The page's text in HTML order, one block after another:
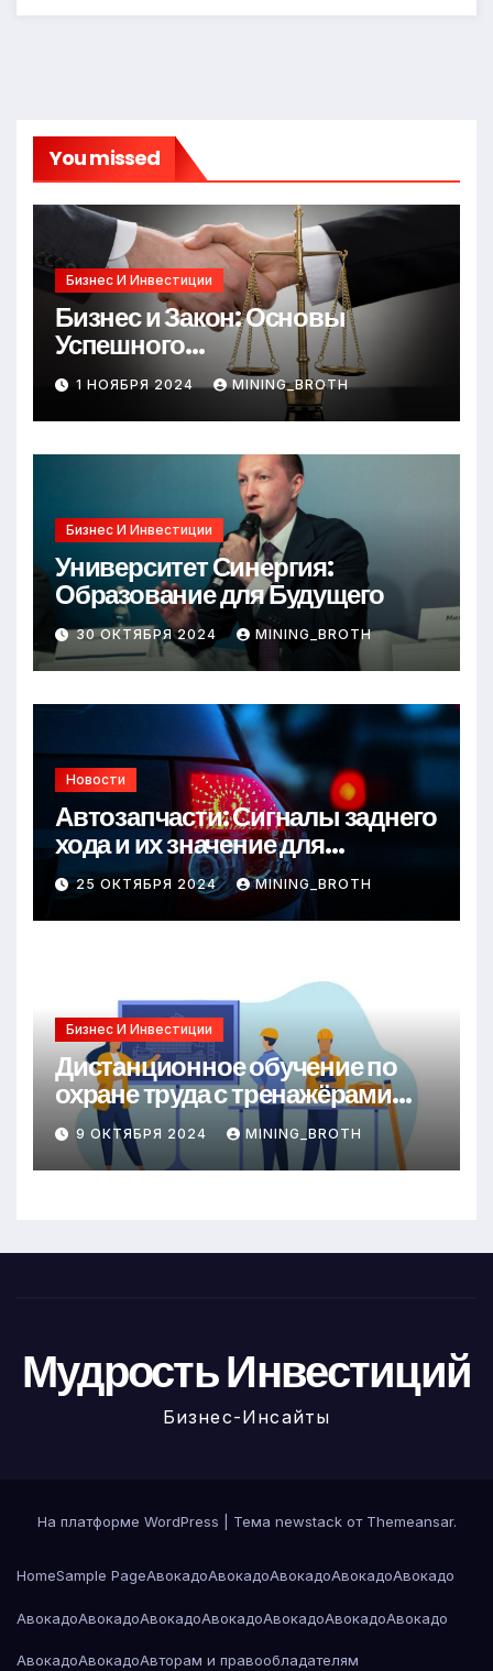
You missed
Бизнес И Инвестиции
Бизнес и Закон: Основы
Успешного
Предпринимательства
1 НОЯБРЯ 2024 MINING_BROTH
Бизнес И Инвестиции
Университет Синергия:
Образование для Будущего
30 ОКТЯБРЯ 2024 MINING_BROTH
Новости
Автозапчасти: Сигналы заднего
хода и их значение для
безопасности на дороге
25 ОКТЯБРЯ 2024 MINING_BROTH
Бизнес И Инвестиции
Дистанционное обучение по
охране труда с тренажёрами
онлайн
9 ОКТЯБРЯ 2024 MINING_BROTH
Мудрость Инвестиций
Бизнес-Инсайты
На платформе WordPress Тема newstack от Themeansar.
HomeSample PageАвокадоАвокадоАвокадоАвокадоАвокадо
АвокадоАвокадоАвокадоАвокадоАвокадоАвокадоАвокадо
АвокадоАвокадоАвторам и правообладателям